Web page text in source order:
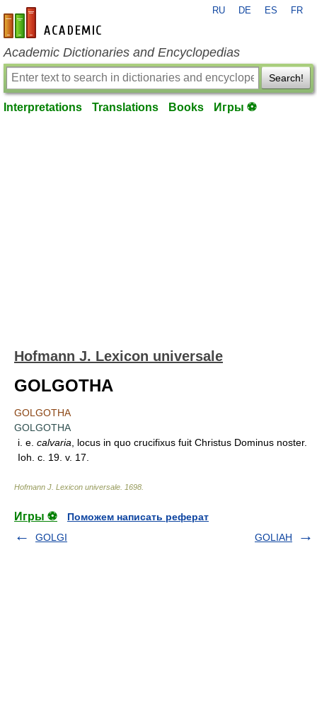
en-academic.com
RU DE ES FR
Academic Dictionaries and Encyclopedias
Search!
Interpretations Translations Books Игры ⚽
Hofmann J. Lexicon universale
GOLGOTHA
GOLGOTHA
GOLGOTHA
i. e. calvaria , locus in quo crucifixus fuit Christus Dominus noster.
Ioh. c. 19. v. 17.
Hofmann J. Lexicon universale 1698
Игры ⚽
Поможем написать реферат
GOLGI
GOLIAH